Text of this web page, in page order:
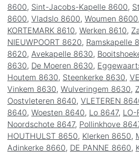
8600, Sint-Jacobs-Kapelle 8600,
8600, Vladslo 8600, Woumen 8600
KORTEMARK 8610, Werken 8610,
NIEUWPOORT 8620, Ramskapelle
8620, Avekapelle 8630,
8630, De Moeren 8630,
Houtem 8630, Steenkerke 8630,
Vinkem 8630, Wulveringem 8630,
Oostvleteren 8640, VLETEREN
8640, Woesten 8640, Lo 8647, LO-
Noordschote 8647, Pollinkhove
HOUTHULST 8650, Klerken 8650,
Adinkerke 8660, DE PANNE 8660,